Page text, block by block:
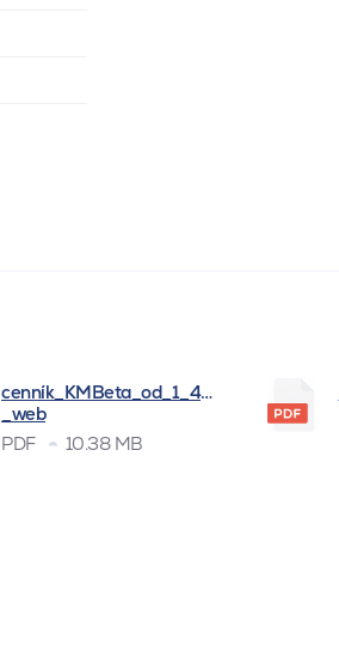
cenník_KMBeta_od_1_4_2026
_web
PDF
10.38 MB